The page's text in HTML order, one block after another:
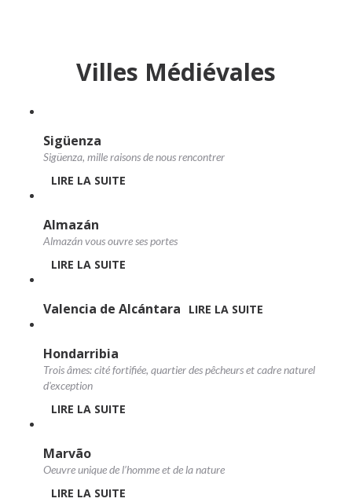
Villes Médiévales
Sigüenza
Sigüenza, mille raisons de nous rencontrer
LIRE LA SUITE
Almazán
Almazán vous ouvre ses portes
LIRE LA SUITE
Valencia de Alcántara LIRE LA SUITE
Hondarribia
Trois âmes: cité fortifiée, quartier des pêcheurs et cadre naturel
d'exception
LIRE LA SUITE
Marvão
Oeuvre unique de l’homme et de la nature
LIRE LA SUITE